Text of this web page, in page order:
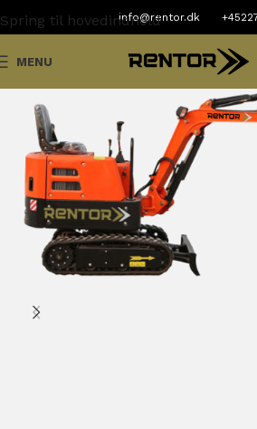
Spring til hovedindhold
info@rentor.dk
MENU